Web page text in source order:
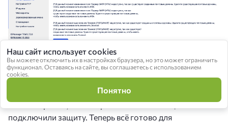
Настройки безопасности, включаемые в разделе
«Настройки», «Конфигурация ПО». Чтобы их
Таким образом, мы настроили почтовые ящики и
подключили защиту. Теперь всё готово для
Наш сайт использует cookies
Вы можете отключить их в настройках браузера, но это может ограничить
функционал. Оставаясь на сайте, вы соглашаетесь с использованием
cookies.
Понятно